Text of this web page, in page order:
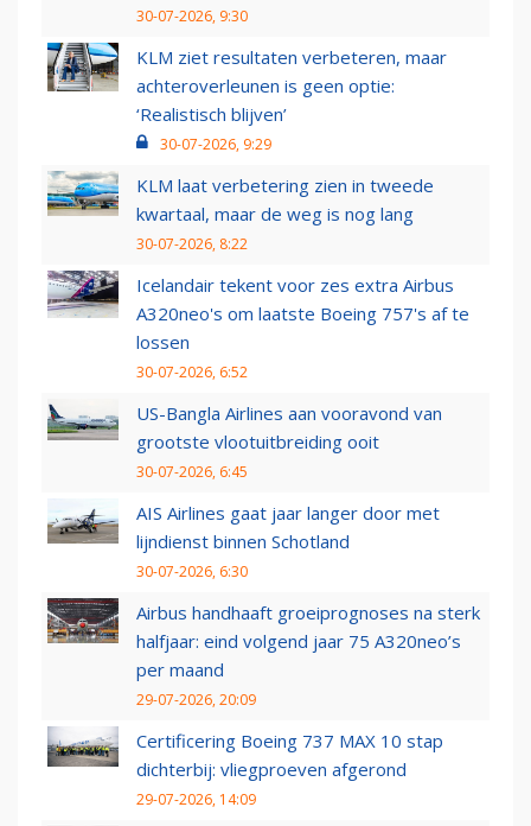
30-07-2026, 9:30
KLM ziet resultaten verbeteren, maar
achteroverleunen is geen optie:
‘Realistisch blijven’
30-07-2026, 9:29
KLM laat verbetering zien in tweede
kwartaal, maar de weg is nog lang
30-07-2026, 8:22
Icelandair tekent voor zes extra Airbus
A320neo's om laatste Boeing 757's af te
lossen
30-07-2026, 6:52
US-Bangla Airlines aan vooravond van
grootste vlootuitbreiding ooit
30-07-2026, 6:45
AIS Airlines gaat jaar langer door met
lijndienst binnen Schotland
30-07-2026, 6:30
Airbus handhaaft groeiprognoses na sterk
halfjaar: eind volgend jaar 75 A320neo’s
per maand
29-07-2026, 20:09
Certificering Boeing 737 MAX 10 stap
dichterbij: vliegproeven afgerond
29-07-2026, 14:09